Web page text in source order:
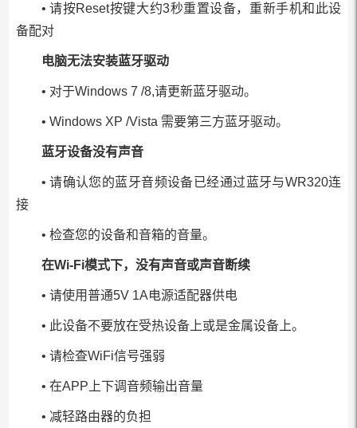
• 请按Reset按键大约3秒重置设备，重新手机和此设
备配对
电脑无法安装蓝牙驱动
• 对于Windows 7 /8,请更新蓝牙驱动。
• Windows XP /Vista 需要第三方蓝牙驱动。
蓝牙设备没有声音
• 请确认您的蓝牙音频设备已经通过蓝牙与WR320连
接
• 检查您的设备和音箱的音量。
在Wi-Fi模式下，没有声音或声音断续
• 请使用普通5V 1A电源适配器供电
• 此设备不要放在受热设备上或是金属设备上。
• 请检查WiFi信号强弱
• 在APP上下调音频输出音量
• 减轻路由器的负担